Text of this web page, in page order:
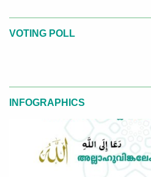
VOTING POLL
INFOGRAPHICS